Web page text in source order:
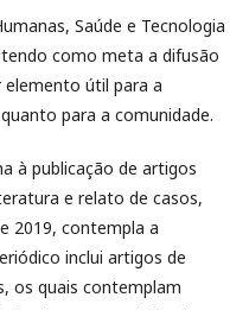
Saúde e Tecnologia
como meta a difusão
elemento útil para a
para a comunidade.
à publicação de artigos
e relato de casos,
2019, contempla a
inclui artigos de
os quais contemplam